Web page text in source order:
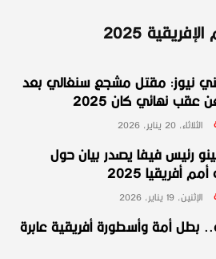
2025
نيوز: مقتل مشجع سنغالي بعد
نهائي كان 2025
الثلاثاء، 20 يناير، 2026
رئيس فيفا يصدر بيان حول
أفريقيا 2025
الإثنين، 19 يناير، 2026
بطل أمة وأسطورة أفريقية عابرة